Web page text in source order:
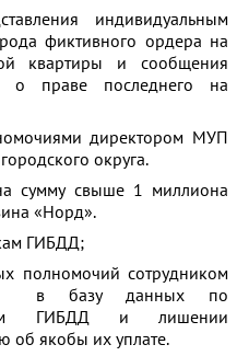
индивидуальным
фиктивного ордера на
квартиры и сообщения
о праве последнего на
директором МУП
округа.
сумму свыше 1 миллиона
«Норд».
ГИБДД;
полномочий сотрудником
в базу данных по
ГИБДД и лишении
об якобы их уплате.